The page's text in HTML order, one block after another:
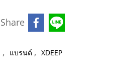
Share
, แบรนด์ , XDEEP